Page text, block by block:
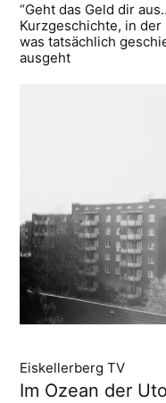
“Geht das Geld dir
Kurzgeschichte, in der
was tatsächlich
ausgeht
Eiskellerberg TV
Im Ozean der